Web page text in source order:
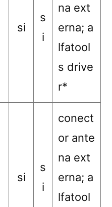
si
s
i
na ext
erna; a
lfatool
s drive
r*
si
s
i
conect
or ante
na ext
erna; a
lfatool